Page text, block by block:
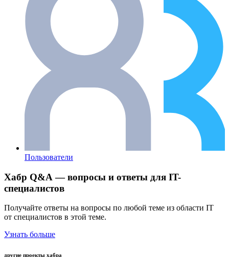
Пользователи
Хабр Q&A — вопросы и ответы для IT-
специалистов
Получайте ответы на вопросы по любой теме из области IT
от специалистов в этой теме.
Узнать больше
другие проекты хабра